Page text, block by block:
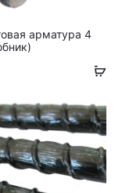
В
арматура 4